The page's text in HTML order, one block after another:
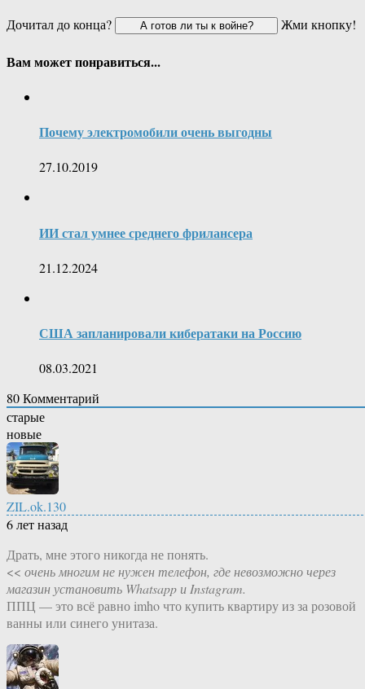
Дочитал до конца?
Жми кнопку!
Вам может понравиться...
Почему электромобили очень выгодны
27.10.2019
ИИ стал умнее среднего фрилансера
21.12.2024
США запланировали кибератаки на Россию
08.03.2021
80Комментарий
старые
новые
ZIL.ok.130
6 лет назад
Драть, мне этого никогда не понять.
<< очень многим не нужен телефон, где невозможно через
магазин установить Whatsapp и Instagram.
ППЦ — это всё равно imho что купить квартиру из за розовой
ванны или синего унитаза.